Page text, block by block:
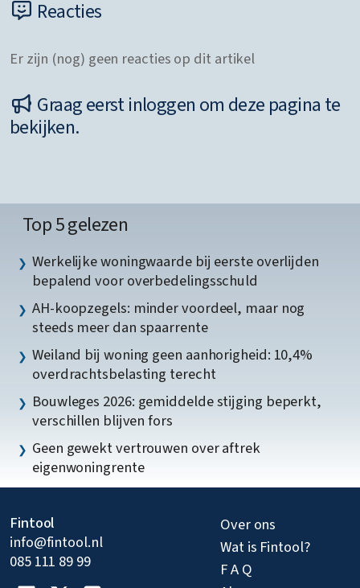
Reacties
Er zijn (nog) geen reacties op dit artikel
Graag eerst inloggen om deze pagina te
bekijken.
Top 5 gelezen
Werkelijke woningwaarde bij eerste overlijden
bepalend voor overbedelingsschuld
AH-koopzegels: minder voordeel, maar nog
steeds meer dan spaarrente
Weiland bij woning geen aanhorigheid: 10,4%
overdrachtsbelasting terecht
Bouwleges 2026: gemiddelde stijging beperkt,
verschillen blijven fors
Geen gewekt vertrouwen over aftrek
eigenwoningrente
Fintool
info@fintool.nl
085 111 89 99
Over ons
Wat is Fintool?
F A Q